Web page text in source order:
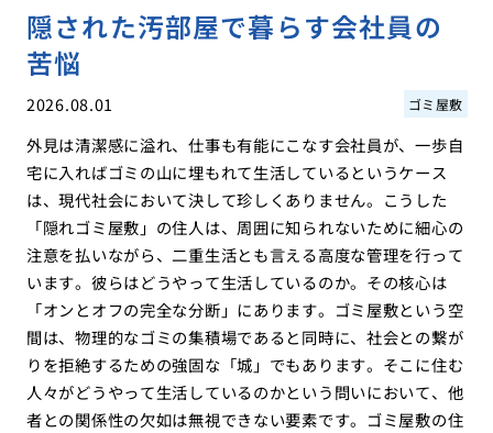
隠された汚部屋で暮らす会社員の
苦悩
2026.08.01 ゴミ屋敷
外見は清潔感に溢れ、仕事も有能にこなす会社員が、一歩自
宅に入ればゴミの山に埋もれて生活しているというケース
は、現代社会において決して珍しくありません。こうした
「隠れゴミ屋敷」の住人は、周囲に知られないために細心の
注意を払いながら、二重生活とも言える高度な管理を行って
います。彼らはどうやって生活しているのか。その核心は
「オンとオフの完全な分断」にあります。ゴミ屋敷という空
間は、物理的なゴミの集積場であると同時に、社会との繋が
りを拒絶するための強固な「城」でもあります。そこに住む
人々がどうやって生活しているのかという問いにおいて、他
者との関係性の欠如は無視できない要素です。ゴミ屋敷の住